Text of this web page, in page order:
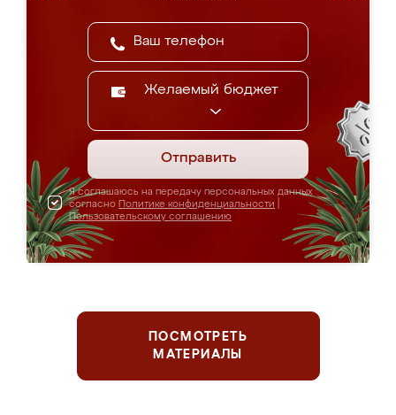
Желаемый бюджет
Отправить
Я соглашаюсь на передачу персональных данных
согласно Политике конфиденциальности
Пользовательскому соглашению
ПОСМОТРЕТЬ
МАТЕРИАЛЫ